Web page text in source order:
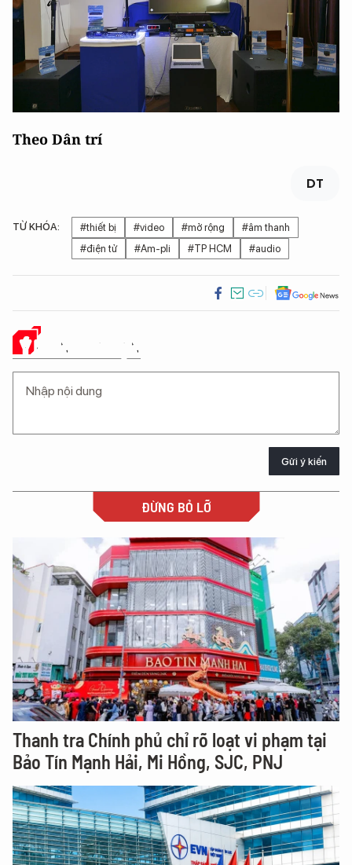
Theo Dân trí
DT
TỪ KHÓA: #thiết bị #video #mở rộng
#âm thanh
#điện tử
#Am-pli #TP HCM #audio
Ý KIẾN CỦA BẠN
Gửi ý kiến
ĐỪNG BỎ LỠ
Thanh tra Chính phủ chỉ rõ loạt vi phạm tại
Bảo Tín Mạnh Hải, Mi Hồng, SJC, PNJ